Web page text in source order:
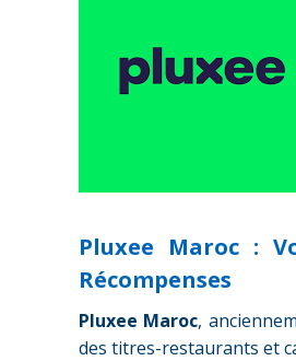
Pluxee Maroc :
Récompenses
Pluxee Maroc,
des titres-restaurants et